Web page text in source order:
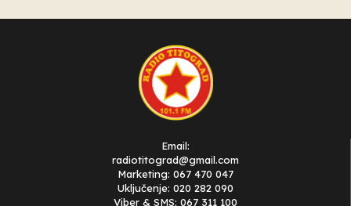
Email:
radiotitograd@gmail.com
Marketing: 067 470 047
Uključenje: 020 282 090
Viber & SMS: 067 311 100